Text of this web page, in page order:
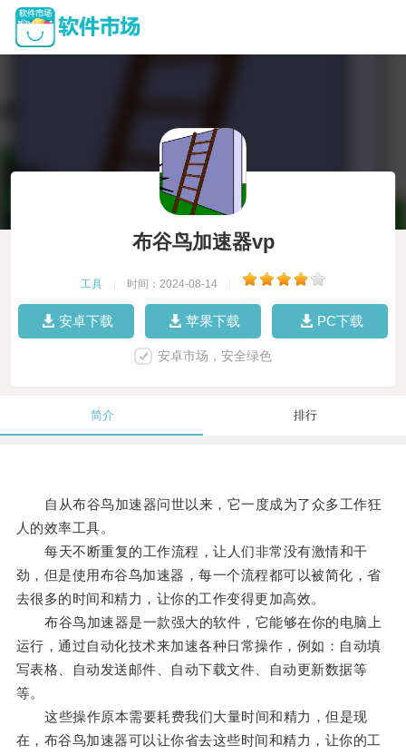
布谷鸟加速器vp
工具 时间：2024-08-14
安卓下载 苹果下载 PC下载
安卓市场，安全绿色
简介 排行
自从布谷鸟加速器问世以来，它一度成为了众多工作狂
人的效率工具。
每天不断重复的工作流程，让人们非常没有激情和干
劲，但是使用布谷鸟加速器，每一个流程都可以被简化，省
去很多的时间和精力，让你的工作变得更加高效。
布谷鸟加速器是一款强大的软件，它能够在你的电脑上
运行，通过自动化技术来加速各种日常操作，例如：自动填
写表格、自动发送邮件、自动下载文件、自动更新数据等
等。
这些操作原本需要耗费我们大量时间和精力，但是现
在，布谷鸟加速器可以让你省去这些时间和精力，让你的工